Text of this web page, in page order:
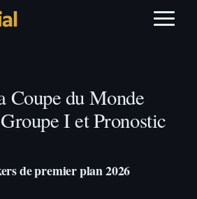
Coupe du Monde
I et Pronostic
de premier plan 2026